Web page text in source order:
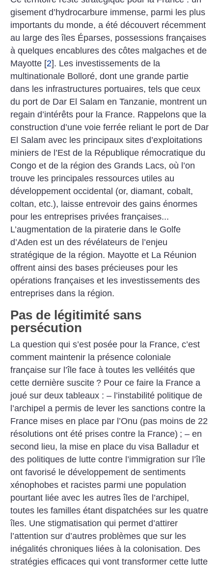
gisement d’hydrocarbure immense, parmi les plus
importants du monde, a été découvert récemment
au large des îles Éparses, possessions françaises
à quelques encablures des côtes malgaches et de
Mayotte [2]. Les investissements de la
multinationale Bolloré, dont une grande partie
dans les infrastructures portuaires, tels que ceux
du port de Dar El Salam en Tanzanie, montrent un
regain d’intérêts pour la France. Rappelons que la
construction d’une voie ferrée reliant le port de Dar
El Salam avec les principaux sites d’exploitations
miniers de l’Est de la République rémocratique du
Congo et de la région des Grands Lacs, où l’on
trouve les principales ressources utiles au
développement occidental (or, diamant, cobalt,
coltan, etc.), laisse entrevoir des gains énormes
pour les entreprises privées françaises...
L’augmentation de la piraterie dans le Golfe
d’Aden est un des révélateurs de l’enjeu
stratégique de la région. Mayotte et La Réunion
offrent ainsi des bases précieuses pour les
opérations françaises et les investissements des
entreprises dans la région.
Pas de légitimité sans
persécution
La question qui s’est posée pour la France, c’est
comment maintenir la présence coloniale
française sur l’île face à toutes les velléités que
cette dernière suscite ? Pour ce faire la France a
joué sur deux tableaux : – l’instabilité politique de
l’archipel a permis de lever les sanctions contre la
France mises en place par l’Onu (pas moins de 22
résolutions ont été prises contre la France) ; – en
second lieu, la mise en place du visa Balladur et
des politiques de lutte contre l’immigration sur l’île
ont favorisé le développement de sentiments
xénophobes et racistes parmi une population
pourtant liée avec les autres îles de l’archipel,
toutes les familles étant dispatchées sur les quatre
îles. Une stigmatisation qui permet d’attirer
l’attention sur d’autres problèmes que sur les
inégalités chroniques liées à la colonisation. Des
stratégies efficaces qui vont transformer cette lutte